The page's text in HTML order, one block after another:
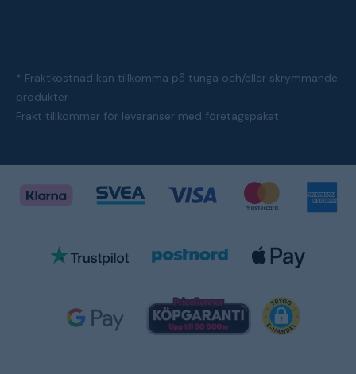
* Fraktkostnad kan tillkomma på tunga och/eller skrymmande
produkter
Frakt tillkommer för leveranser med företagspaket